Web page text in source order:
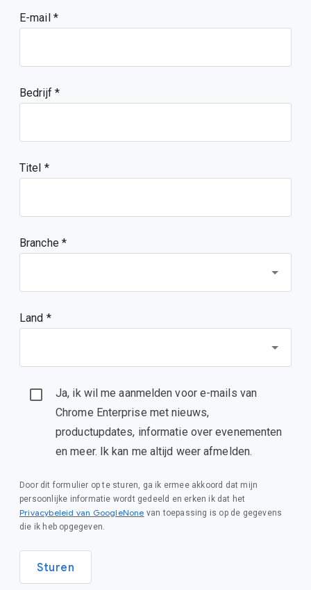
E-mail
Bedrijf
Titel
Branche *
Land *
Ja, ik wil me aanmelden voor e-mails van
Chrome Enterprise met nieuws,
productupdates, informatie over evenementen
en meer. Ik kan me altijd weer afmelden.
Door dit formulier op te sturen, ga ik ermee akkoord dat mijn
persoonlijke informatie wordt gedeeld en erken ik dat het
Privacybeleid van GoogleNone van toepassing is op de gegevens
die ik heb opgegeven.
Sturen